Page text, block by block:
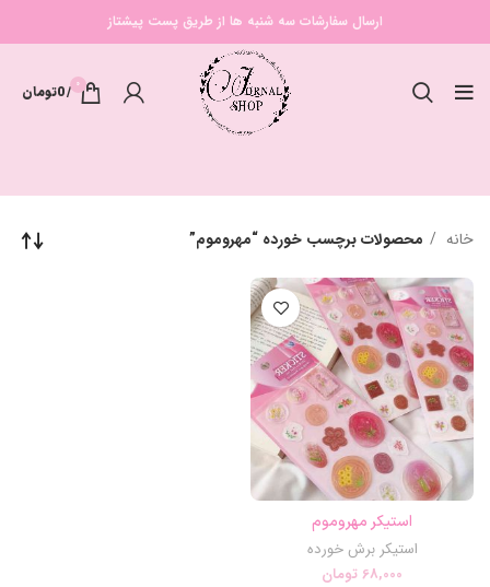
ارسال سفارشات سه شنبه ها از طریق پست پیشتاز
0
/
0تومان
خانه محصولات برچسب خورده “مهروموم”
استیکر مهروموم
استیکر برش خورده
68,000تومان